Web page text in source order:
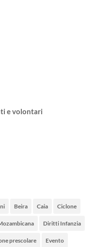
e volontari
Beira Caia Ciclone
Diritti Infanzia
prescolare Evento